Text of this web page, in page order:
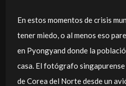
En estos momentos de crisis
tener miedo, o al menos eso
en Pyongyand donde la
casa. El fotógrafo
de Corea del Norte desde un